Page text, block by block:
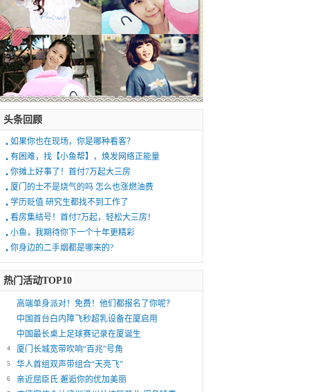
头条回顾
· 如果你也在现场，你是哪种看客？
· 有困难，找【小鱼帮】，焕发网络正能量
· 你摊上好事了！首付7万起大三房
· 厦门的士不是烧气的吗 怎么也涨燃油费
· 学历贬值 研究生都找不到工作了
· 看房集结号！首付7万起，轻松大三房！
· 小鱼，我期待你下一个十年更精彩
· 你身边的二手烟都是哪来的?
热门活动TOP10
高端单身派对！免费！他们都报名了你呢？
中国首台白内障飞秒超乳设备在厦启用
中国最长桌上足球赛记录在厦诞生
4 厦门长城宽带吹响“百兆”号角
5 华人首组双声带组合“天亮飞”
6 亲近屈臣氏 邂逅你的优加美丽